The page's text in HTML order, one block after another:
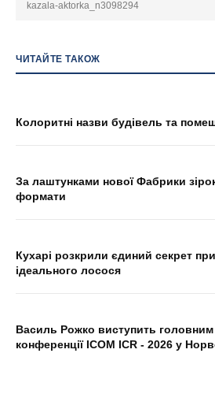
kazala-aktorka_n3098294
ЧИТАЙТЕ ТАКОЖ
Колоритні назви будівель та
За лаштунками нової Фабрики
формати
Кухарі розкрили єдиний секрет
ідеального лосося
Василь Рожко виступить головним
конференції ICOM ICR - 2026 у